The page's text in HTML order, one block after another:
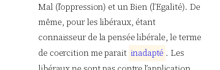
Mal (l’oppression) et un Bien (l’Egalité). De
même, pour les libéraux, étant
connaisseur de la pensée libérale, le terme
de coercition me parait inadapté . Les